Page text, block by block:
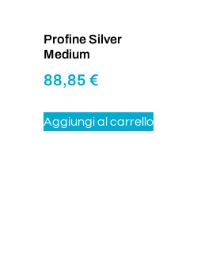
Profine Silver
Medium
88,85 €
Aggiungi al carrello